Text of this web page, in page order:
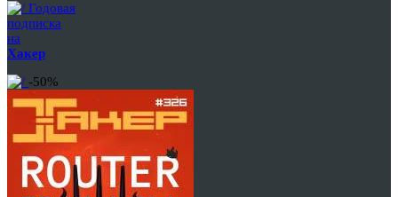
Годовая
подписка
на
Хакер
-50%